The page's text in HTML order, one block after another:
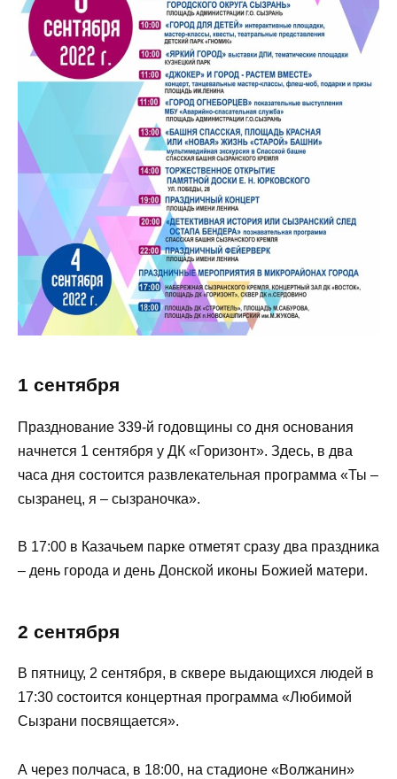
1 сентября
Празднование 339-й годовщины со дня основания
начнется 1 сентября у ДК «Горизонт». Здесь, в два
часа дня состоится развлекательная программа «Ты –
сызранец, я – сызраночка».
В 17:00 в Казачьем парке отметят сразу два праздника
– день города и день Донской иконы Божией матери.
2 сентября
В пятницу, 2 сентября, в сквере выдающихся людей в
17:30 состоится концертная программа «Любимой
Сызрани посвящается».
А через полчаса, в 18:00, на стадионе «Волжанин»